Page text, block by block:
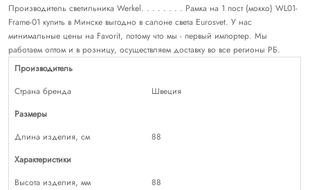
Производитель светильника Werkel. . . . . . . . Рамка на 1 пост (мокко) WL01-
Frame-01 купить в Минске выгодно в салоне света Eurosvet. У нас
минимальные цены на Favorit, потому что мы - первый импортер. Мы
работаем оптом и в розницу, осуществляем доставку во все регионы РБ.
Производитель
Страна бренда
Швеция
Размеры
Длина изделия, см
88
Характеристики
Высота изделия, мм
88